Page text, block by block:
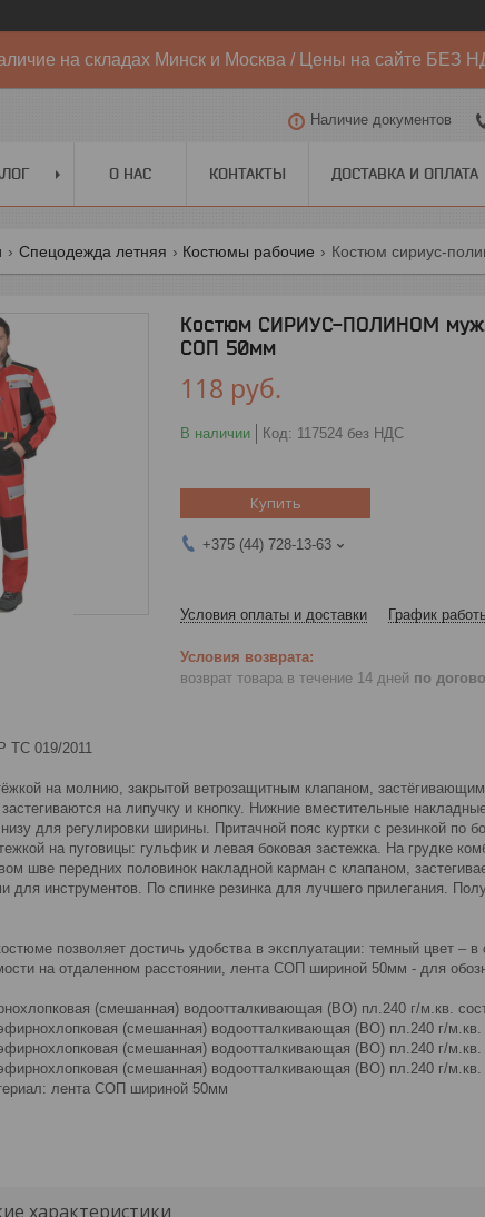
на складах Минск и Москва / Цены на сайте БЕЗ
Наличие документов
О НАС КОНТАКТЫ ДОСТАВКА И ОПЛАТА
Спецодежда летняя Костюмы рабочие
Костюм СИРИУС-ПОЛИНОМ
СОП 50мм
118 руб.
В наличии Код: 117524 без НДС
Купить
+375 (44) 728-13-63
Условия оплаты и доставки График
возврат товара в течение 14 дней по
ТС 019/2011
на молнию, закрытой ветрозащитным клапаном,
на липучку и кнопку. Нижние вместительные
для регулировки ширины. Притачной пояс куртки с резинкой по
на пуговицы: гульфик и левая боковая застежка. На грудке
шве передних половинок накладной карман с клапаном,
для инструментов. По спинке резинка для лучшего прилегания.
позволяет достичь удобства в эксплуатации: темный цвет –
на отдаленном расстоянии, лента СОП шириной 50мм - для
(смешанная) водоотталкивающая (ВО) пл.240 г/м.кв.
(смешанная) водоотталкивающая (ВО) пл.240 г/
(смешанная) водоотталкивающая (ВО) пл.240 г/
(смешанная) водоотталкивающая (ВО) пл.240 г/
лента СОП шириной 50мм
характеристики